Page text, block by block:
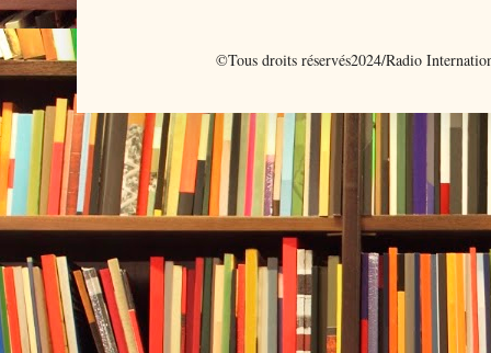
©Tous droits réservés2024/Radio